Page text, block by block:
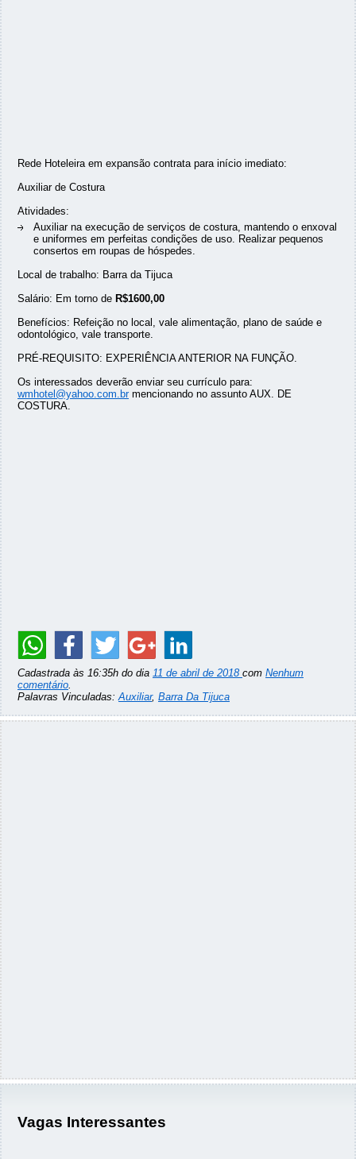
Rede Hoteleira em expansão contrata para início imediato:
Auxiliar de Costura
Atividades:
Auxiliar na execução de serviços de costura, mantendo o enxoval
e uniformes em perfeitas condições de uso. Realizar pequenos
consertos em roupas de hóspedes.
Local de trabalho: Barra da Tijuca
Salário: Em torno de R$1600,00
Benefícios: Refeição no local, vale alimentação, plano de saúde e
odontológico, vale transporte.
PRÉ-REQUISITO: EXPERIÊNCIA ANTERIOR NA FUNÇÃO.
Os interessados deverão enviar seu currículo para:
wmhotel@yahoo.com.brmencionando no assunto AUX. DE
COSTURA.
Cadastrada às 16:35h do dia 11 de abril de 2018 com Nenhum
comentário.
Palavras Vinculadas:Auxiliar, Barra Da Tijuca
Vagas Interessantes